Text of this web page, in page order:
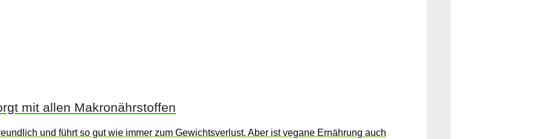
mit allen Makronährstoffen
und führt so gut wie immer zum Gewichtsverlust. Aber ist vegane Ernährung auch